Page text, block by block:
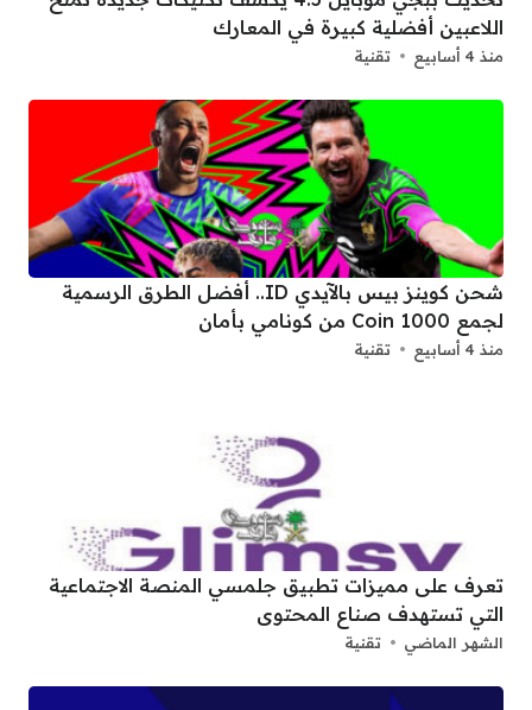
اللاعبين أفضلية كبيرة في المعارك
منذ 4 أسابيع تقنية
شحن كوينز بيس بالآيدي ID.. أفضل الطرق الرسمية
لجمع 1000 Coin من كونامي بأمان
منذ 4 أسابيع تقنية
تعرف على مميزات تطبيق جلمسي المنصة الاجتماعية
التي تستهدف صناع المحتوى
الشهر الماضي تقنية